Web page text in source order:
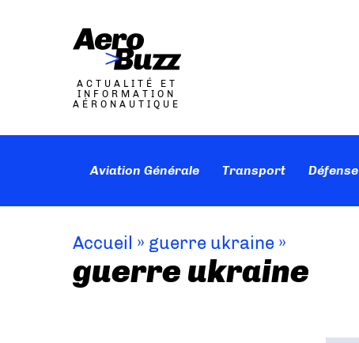
ACTUALITÉ ET
INFORMATION
AÉRONAUTIQUE
Aviation Générale Transport Défense
Accueil » guerre ukraine »
guerre ukraine